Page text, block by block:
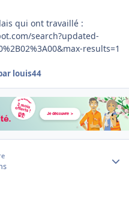
qui ont travaillé :
search?updated-
results=1
louis44